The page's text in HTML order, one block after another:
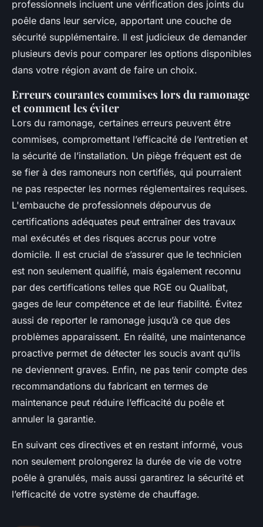
professionnels incluent une vérification des joints du
poêle dans leur service, apportant une couche de
sécurité supplémentaire. Il est judicieux de demander
plusieurs devis pour comparer les options disponibles
dans votre région avant de faire un choix.
Erreurs courantes commises lors du ramonage
et comment les éviter
Lors du ramonage, certaines erreurs peuvent être
commises, compromettant l’efficacité de l’entretien et
la sécurité de l’installation. Un piège fréquent est de
se fier à des ramoneurs non certifiés, qui pourraient
ne pas respecter les normes réglementaires requises.
L'embauche de professionnels dépourvus de
certifications adéquates peut entraîner des travaux
mal exécutés et des risques accrus pour votre
domicile. Il est crucial de s’assurer que le technicien
est non seulement qualifié, mais également reconnu
par des certifications telles que RGE ou Qualibat,
gages de leur compétence et de leur fiabilité. Évitez
aussi de reporter le ramonage jusqu’à ce que des
problèmes apparaissent. En réalité, une maintenance
proactive permet de détecter les soucis avant qu’ils
ne deviennent graves. Enfin, ne pas tenir compte des
recommandations du fabricant en termes de
maintenance peut réduire l’efficacité du poêle et
annuler la garantie.
En suivant ces directives et en restant informé, vous
non seulement prolongerez la durée de vie de votre
poêle à granulés, mais aussi garantirez la sécurité et
l’efficacité de votre système de chauffage.